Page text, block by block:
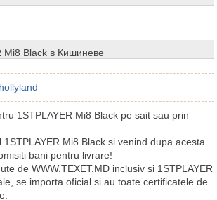
Mi8 Black в Кишиневе
hollyland
1STPLAYER Mi8 Black pe sait sau prin
Mi8 Black si venind dupa acesta
bani pentru livrare!
de WWW.TEXET.MD inclusiv si 1STPLAYER
se importa oficial si au toate certificatele de